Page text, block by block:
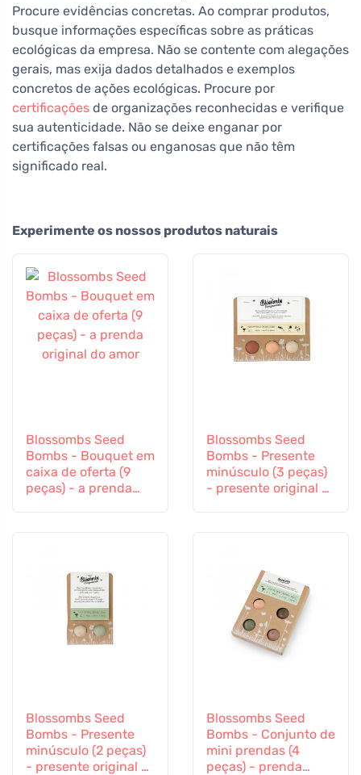
Procure evidências concretas. Ao comprar produtos,
busque informações específicas sobre as práticas
ecológicas da empresa. Não se contente com alegações
gerais, mas exija dados detalhados e exemplos
concretos de ações ecológicas. Procure por
certificações de organizações reconhecidas e verifique
sua autenticidade. Não se deixe enganar por
certificações falsas ou enganosas que não têm
significado real.
Experimente os nossos produtos naturais
Blossombs Seed
Bombs - Bouquet em
caixa de oferta (9
peças) - a prenda
Blossombs Seed
Bombs - Presente
minúsculo (3 peças)
- presente original e
Blossombs Seed
Bombs - Presente
minúsculo (2 peças)
- presente original e
Blossombs Seed
Bombs - Conjunto de
mini prendas (4
peças) - prenda